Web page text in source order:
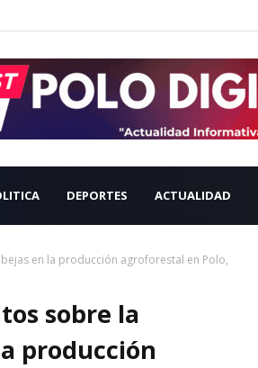
DEPORTES ACTUALIDAD
en la producción agroforestal en Polo,
sobre la
producción